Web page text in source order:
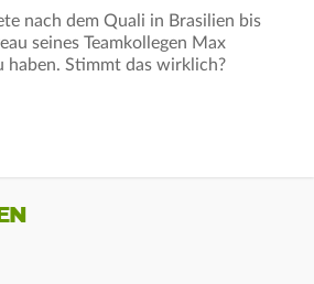
nach dem Quali in Brasilien bis
seines Teamkollegen Max
haben. Stimmt das wirklich?